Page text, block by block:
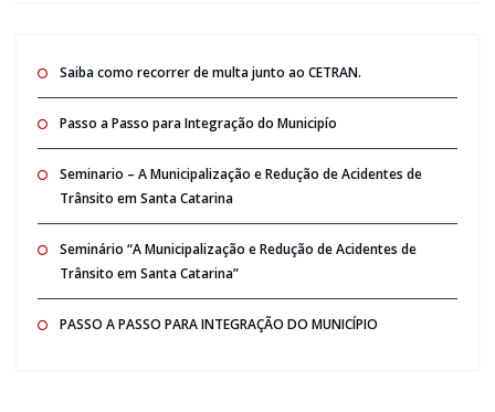
Saiba como recorrer de multa junto ao CETRAN.
Passo a Passo para Integração do Municipío
Seminario – A Municipalização e Redução de Acidentes de
Trânsito em Santa Catarina
Seminário “A Municipalização e Redução de Acidentes de
Trânsito em Santa Catarina”
PASSO A PASSO PARA INTEGRAÇÃO DO MUNICÍPIO